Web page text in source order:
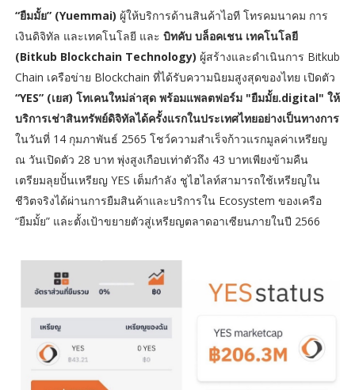
“ยืมมั้ย” (Yuemmai) ผู้ให้บริการด้านสินค้าไอที โทรคมนาคม การ
เงินดิจิทัล และเทคโนโลยี และ บิทคับ บล็อคเชน เทคโนโลยี
(Bitkub Blockchain Technology) ผู้สร้างและดำเนินการ Bitkub
Chain เครือข่าย Blockchain ที่ได้รับความนิยมสูงสุดของไทย เปิดตัว
“YES” (เยส) โทเคนใหม่ล่าสุด พร้อมแพลตฟอร์ม "ยืมมั้ย.digital" ให้
บริการเช่าสินทรัพย์ดิจิทัลได้ครั้งแรกในประเทศไทยอย่างเป็นทางการ
ในวันที่ 14 กุมภาพันธ์ 2565 โชว์ความสำเร็จก้าวแรกมูลค่าเหรียญ
ณ วันเปิดตัว 28 บาท พุ่งสูงเกือบเท่าตัวถึง 43 บาทเพียงข้ามคืน
เตรียมลุยปั้นเหรียญ YES เต็มกำลัง ชูไฮไลท์สามารถใช้เหรียญใน
ชีวิตจริงได้ผ่านการยืมสินค้าและบริการใน Ecosystem ของเครือ
“ยืมมั้ย” และตั้งเป้าขยายตัวสู่เหรียญตลาดอาเซียนภายในปี 2566